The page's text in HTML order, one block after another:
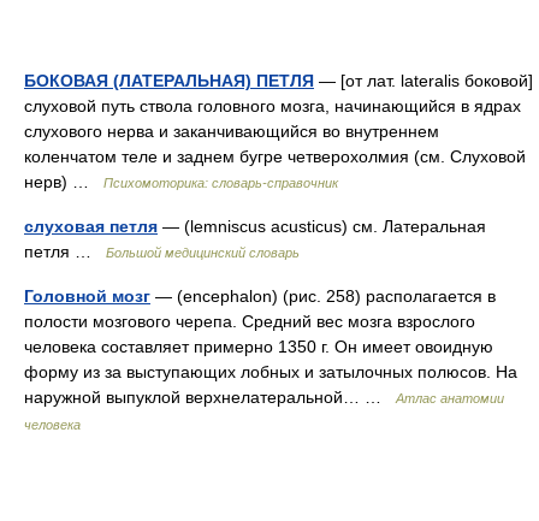
БОКОВАЯ (ЛАТЕРАЛЬНАЯ) ПЕТЛЯ — [от лат. lateralis боковой]
слуховой путь ствола головного мозга, начинающийся в ядрах
слухового нерва и заканчивающийся во внутреннем
коленчатом теле и заднем бугре четверохолмия (см. Слуховой
нерв) …
Психомоторика: cловарь-справочник
слуховая петля — (lemniscus acusticus) см. Латеральная
петля …
Большой медицинский словарь
Головной мозг — (encephalon) (рис. 258) располагается в
полости мозгового черепа. Средний вес мозга взрослого
человека составляет примерно 1350 г. Он имеет овоидную
форму из за выступающих лобных и затылочных полюсов. На
наружной выпуклой верхнелатеральной… …
Атлас анатомии
человека